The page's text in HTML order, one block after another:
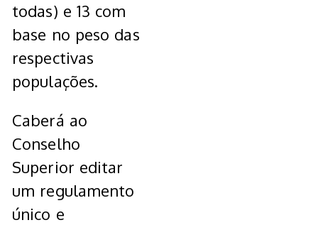
todas) e 13 com
base no peso das
respectivas
populações.
Caberá ao
Conselho
Superior editar
um regulamento
único e